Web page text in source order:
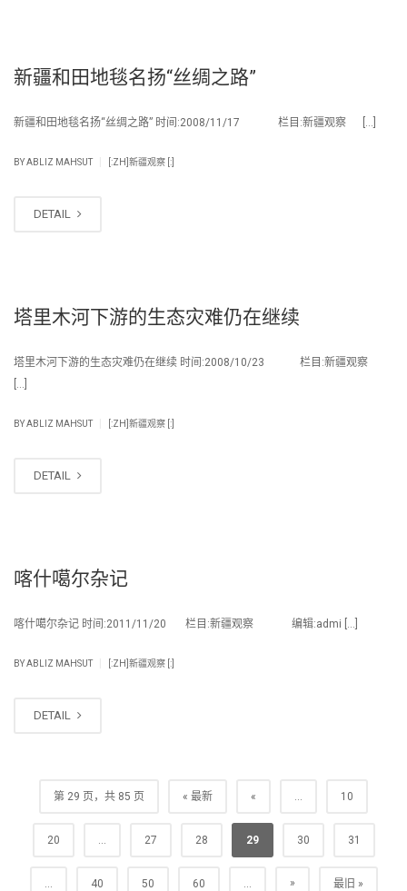
新疆和田地毯名扬“丝绸之路”
新疆和田地毯名扬“丝绸之路” 时间:2008/11/17 栏目:新疆观察 […]
BYABLIZ MAHSUT [:ZH]新疆观察 [:]
DETAIL
塔里木河下游的生态灾难仍在继续
塔里木河下游的生态灾难仍在继续 时间:2008/10/23 栏目:新疆观察
[…]
BYABLIZ MAHSUT [:ZH]新疆观察 [:]
DETAIL
喀什噶尔杂记
喀什噶尔杂记 时间:2011/11/20 栏目:新疆观察 编辑:admi […]
BYABLIZ MAHSUT [:ZH]新疆观察 [:]
DETAIL
第 29 页，共 85 页 « 最新 « ... 10
20 ... 27 28 29 30 31
... 40 50 60 ... » 最旧 »